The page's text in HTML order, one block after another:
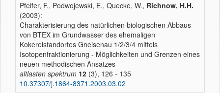
Pfeifer, F., Podwojewski, E., Quecke, W., Richnow, H.H.
(2003):
Charakterisierung des natürlichen biologischen Abbaus
von BTEX im Grundwasser des ehemaligen
Kokereistandortes Gneisenau 1/2/3/4 mittels
Isotopenfraktionierung - Möglichkeiten und Grenzen eines
neuen methodischen Ansatzes
altlasten spektrum 12 (3), 126 - 135
10.37307/j.1864-8371.2003.03.02